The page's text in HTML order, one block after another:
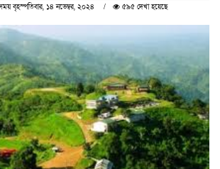
বৃহস্পতিবার, ১৪ নভেম্বর, ২০২৪ ৫৯৫ দেখা হয়েছে